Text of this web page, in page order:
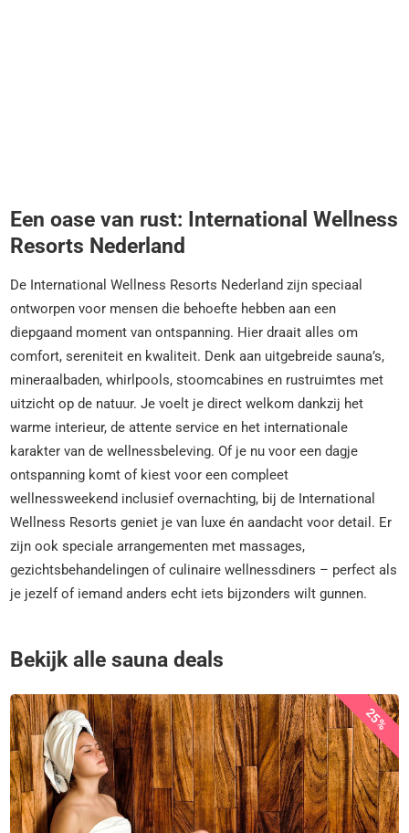
Een oase van rust: International Wellness
Resorts Nederland
De International Wellness Resorts Nederland zijn speciaal
ontworpen voor mensen die behoefte hebben aan een
diepgaand moment van ontspanning. Hier draait alles om
comfort, sereniteit en kwaliteit. Denk aan uitgebreide sauna’s,
mineraalbaden, whirlpools, stoomcabines en rustruimtes met
uitzicht op de natuur. Je voelt je direct welkom dankzij het
warme interieur, de attente service en het internationale
karakter van de wellnessbeleving. Of je nu voor een dagje
ontspanning komt of kiest voor een compleet
wellnessweekend inclusief overnachting, bij de International
Wellness Resorts geniet je van luxe én aandacht voor detail. Er
zijn ook speciale arrangementen met massages,
gezichtsbehandelingen of culinaire wellnessdiners – perfect als
je jezelf of iemand anders echt iets bijzonders wilt gunnen.
Bekijk alle sauna deals
25%